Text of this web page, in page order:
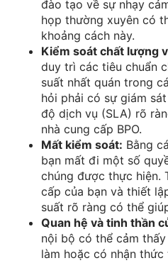
đào tạo về sự nhạy
họp thường xuyên có
khoảng cách này.
Kiểm soát chất lượng
duy trì các tiêu chuẩn
suất nhất quán trong
hỏi phải có sự giám
độ dịch vụ (SLA) rõ
nhà cung cấp BPO.
Mất kiểm soát: Bằng
bạn mất đi một số
chúng được thực hiện.
cấp của bạn và thiết
suất rõ ràng có thể
Quan hệ và tinh thần
nội bộ có thể cảm
làm hoặc có nhận